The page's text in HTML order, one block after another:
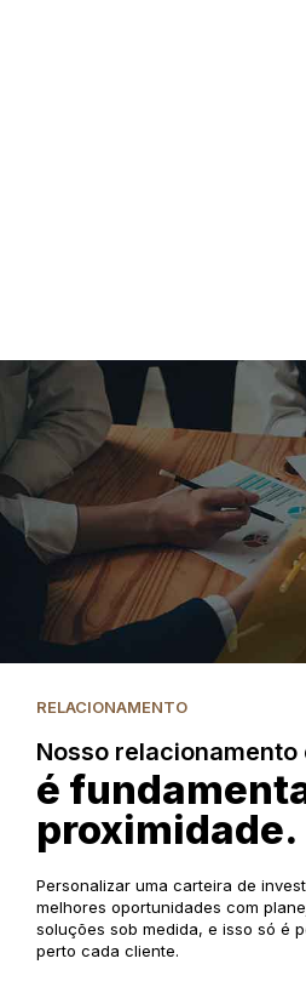
RELACIONAMENTO
Nosso
é
proximidade.
Personalizar uma carteira de
melhores oportunidades com
soluções sob medida, e isso só é
perto cada cliente.